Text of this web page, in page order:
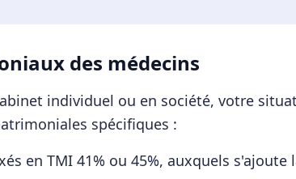
des médecins
individuel ou en société, votre
spécifiques :
en TMI 41% ou 45%, auxquels s'ajoute